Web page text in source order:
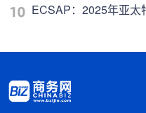
ECSAP：2025年亚太